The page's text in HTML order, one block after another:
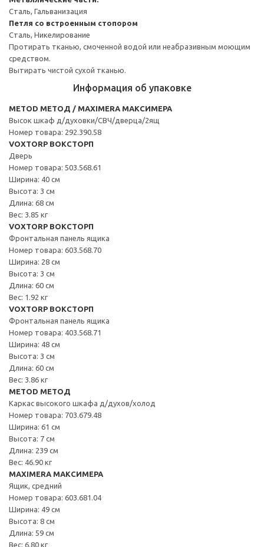
Сталь, Гальванизация
Петля со встроенным стопором
Сталь, Никелирование
Протирать тканью, смоченной водой или неабразивным моющим
средством.
Вытирать чистой сухой тканью.
Информация об упаковке
METOD МЕТОД / MAXIMERA МАКСИМЕРА
Высок шкаф д/духовки/СВЧ/дверца/2ящ
Номер товара: 292.390.58
VOXTORP ВОКСТОРП
Дверь
Номер товара: 503.568.61
Ширина: 40 см
Высота: 3 см
Длина: 68 см
Вес: 3.85 кг
VOXTORP ВОКСТОРП
Фронтальная панель ящика
Номер товара: 603.568.70
Ширина: 28 см
Высота: 3 см
Длина: 60 см
Вес: 1.92 кг
VOXTORP ВОКСТОРП
Фронтальная панель ящика
Номер товара: 403.568.71
Ширина: 48 см
Высота: 3 см
Длина: 60 см
Вес: 3.86 кг
METOD МЕТОД
Каркас высокого шкафа д/духов/холод
Номер товара: 703.679.48
Ширина: 61 см
Высота: 7 см
Длина: 239 см
Вес: 46.90 кг
MAXIMERA МАКСИМЕРА
Ящик, средний
Номер товара: 603.681.04
Ширина: 49 см
Высота: 8 см
Длина: 59 см
Вес: 6.80 кг